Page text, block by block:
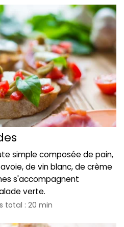
simple composée de pain,
de vin blanc, de crème
s'accompagnent
verte.
total : 20 min